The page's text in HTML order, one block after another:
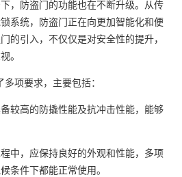
，防盗门的功能也在不断升级。从传
系统，防盗门正在向更加智能化和便
的引入，不仅仅是对安全性的提升，
。
项要求，主要包括：
较高的防撬性能及抗冲击性能，能够
中，应保持良好的外观和性能，多项
条件下都能正常使用。